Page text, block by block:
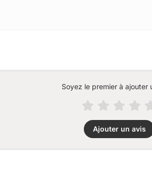
Soyez le premier à ajouter
Ajouter un avis